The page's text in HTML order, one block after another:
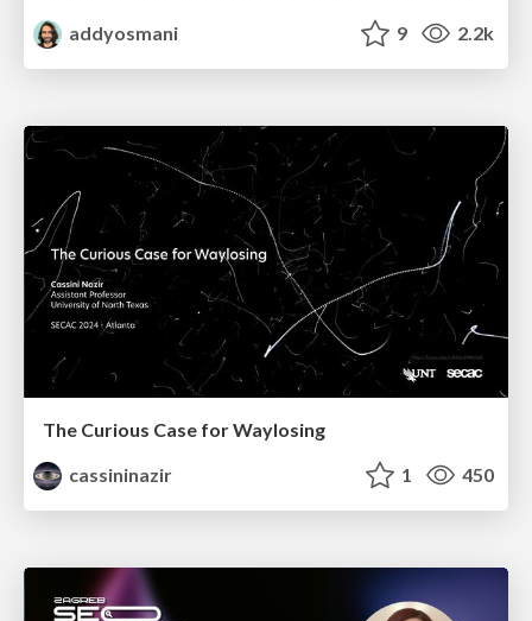
addyosmani
9 2.2k
The Curious Case for Waylosing
cassininazir
1 450